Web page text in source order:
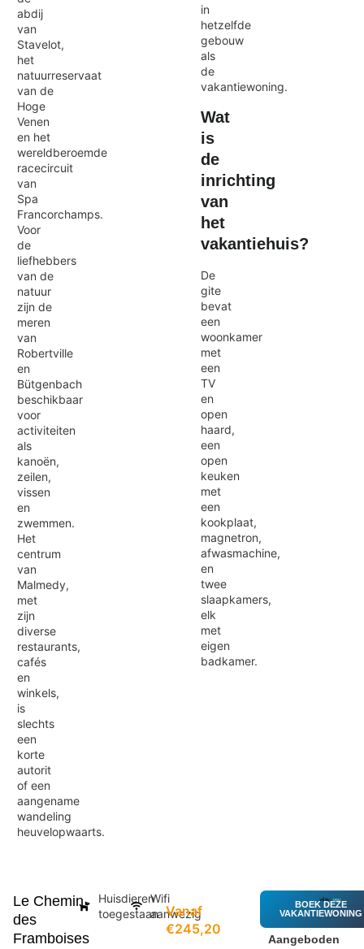
Le Chemin
des
Framboises
Huisdieren
toegestaan
Wifi
aanwezig
Vanaf
€245,20
BOEK DEZE
VAKANTIEWONING
Aangeboden
abdij
van
Stavelot,
het
natuurreservaat
van de
Hoge
Venen
en het
wereldberoemde
racecircuit
van
Spa
Francorchamps.
Voor
de
liefhebbers
van de
natuur
zijn de
meren
van
Robertville
en
Bütgenbach
beschikbaar
voor
activiteiten
als
kanoën,
zeilen,
vissen
en
zwemmen.
Het
centrum
van
Malmedy,
met
zijn
diverse
restaurants,
cafés
en
winkels,
is
slechts
een
korte
autorit
of een
aangename
wandeling
heuvelopwaarts.
in
hetzelfde
gebouw
als
de
vakantiewoning.
Wat
is
de
inrichting
van
het
vakantiehuis?
De
gite
bevat
een
woonkamer
met
een
TV
en
open
haard,
een
open
keuken
met
een
kookplaat,
magnetron,
afwasmachine,
en
twee
slaapkamers,
elk
met
eigen
badkamer.